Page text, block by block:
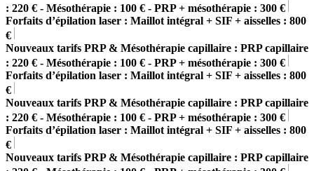
: 220 € - Mésothérapie : 100 € - PRP + mésothérapie : 300 €
Forfaits d’épilation laser : Maillot intégral + SIF + aisselles : 800
€
Nouveaux tarifs PRP & Mésothérapie capillaire : PRP capillaire
: 220 € - Mésothérapie : 100 € - PRP + mésothérapie : 300 €
Forfaits d’épilation laser : Maillot intégral + SIF + aisselles : 800
€
Nouveaux tarifs PRP & Mésothérapie capillaire : PRP capillaire
: 220 € - Mésothérapie : 100 € - PRP + mésothérapie : 300 €
Forfaits d’épilation laser : Maillot intégral + SIF + aisselles : 800
€
Nouveaux tarifs PRP & Mésothérapie capillaire : PRP capillaire